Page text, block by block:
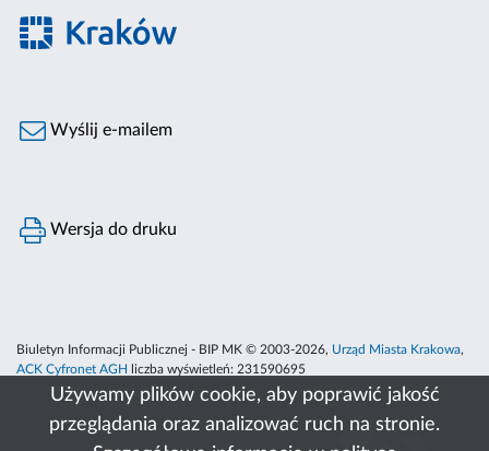
Używamy plików cookie, aby poprawić jakość
przeglądania oraz analizować ruch na stronie.
Wyślij e-mailem
Wersja do druku
Biuletyn Informacji Publicznej - BIP MK © 2003-2026, Urząd Miasta Krakowa,
ACK Cyfronet AGH
liczba wyświetleń: 231590695